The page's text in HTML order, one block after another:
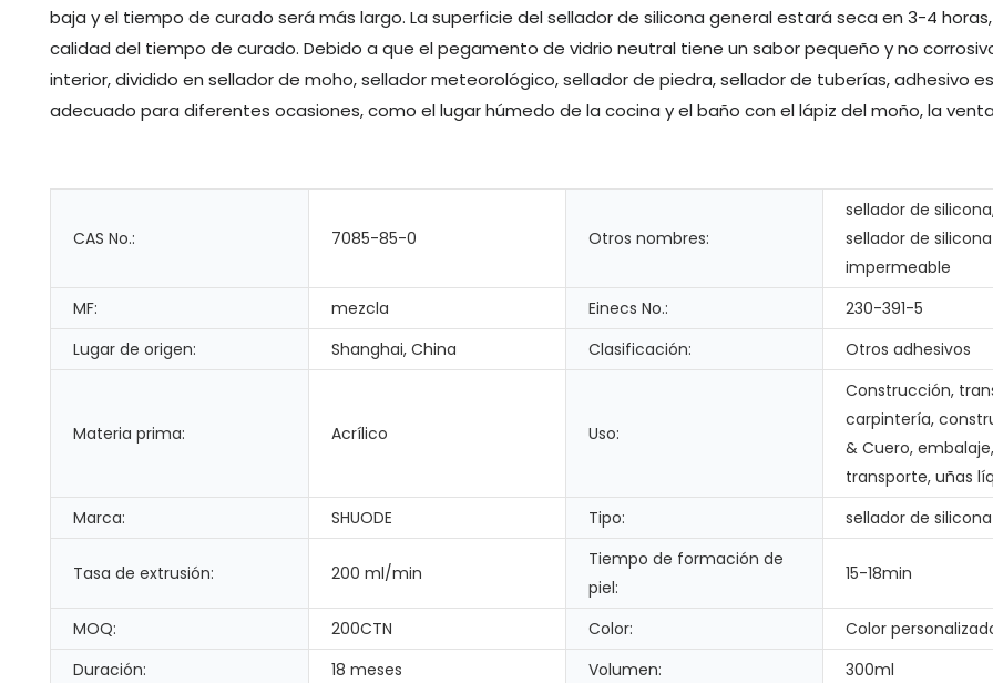
baja y el tiempo de curado será más largo. La superficie del sellador de silicona general estará seca en 3-4
calidad del tiempo de curado. Debido a que el pegamento de vidrio neutral tiene un sabor pequeño y no
interior, dividido en sellador de moho, sellador meteorológico, sellador de piedra, sellador de tuberías, adhesivo
adecuado para diferentes ocasiones, como el lugar húmedo de la cocina y el baño con el lápiz del moño, la
CAS No.: 7085-85-0 Otros nombres:
sellador de
sellador de silicona
impermeable
MF:
mezcla Einecs No.:
230-391-5
Lugar de origen:
Shanghai, China Clasificación: Otros adhesivos
Materia prima: Acrílico Uso:
Construcción,
carpintería,
& Cuero, embalaje,
transporte, uñas
Marca:
SHUODE Tipo: sellador de silicona
Tasa de extrusión: 200 ml/min
Tiempo de formación de
piel:
15-18min
MOQ: 200CTN Color:
Color
Duración:
18 meses Volumen:
300ml